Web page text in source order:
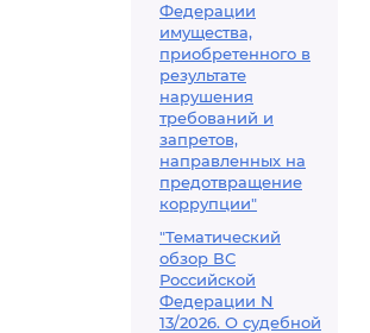
Федерации
имущества,
приобретенного в
результате
нарушения
требований и
запретов,
направленных на
предотвращение
коррупции"
"Тематический
обзор ВС
Российской
Федерации N
13/2026. О судебной